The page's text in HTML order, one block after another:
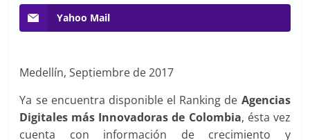
Marketing
|
Noticias
Yahoo Mail
Medellín, Septiembre de 2017
Ya se encuentra disponible el Ranking de Agencias
Digitales más Innovadoras de Colombia, ésta vez
cuenta con información de crecimiento y